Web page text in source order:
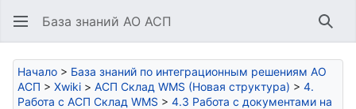
База знаний АО АСП
Начало > База знаний по интеграционным решениям АО
АСП > Xwiki > АСП Склад WMS (Новая структура) > 4.
Работа с АСП Склад WMS > 4.3 Работа с документами на